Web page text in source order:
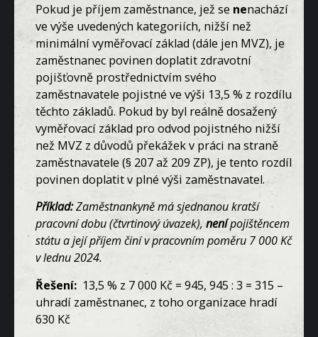
Pokud je příjem zaměstnance, jež se nenachází
ve výše uvedených kategoriích, nižší než
minimální vyměřovací základ (dále jen MVZ), je
zaměstnanec povinen doplatit zdravotní
pojišťovně prostřednictvím svého
zaměstnavatele pojistné ve výši 13,5 % z rozdílu
těchto základů. Pokud by byl reálně dosažený
vyměřovací základ pro odvod pojistného nižší
než MVZ z důvodů překážek v práci na straně
zaměstnavatele (§ 207 až 209 ZP), je tento rozdíl
povinen doplatit v plné výši zaměstnavatel.
Příklad:Zaměstnankyně má sjednanou kratší
pracovní dobu (čtvrtinový úvazek), nenípojištěncem
státu a její příjem činí v pracovním poměru 7 000 Kč
v lednu 2024.
Řešení: 13,5 % z 7 000 Kč = 945, 945 : 3 = 315 –
uhradí zaměstnanec, z toho organizace hradí
630 Kč